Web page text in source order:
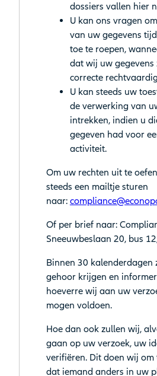
dossiers vallen hier
U kan ons vragen
van uw gegevens
toe te roepen,
dat wij uw gegevens
correcte
U kan steeds uw
de verwerking van
intrekken, indien u
gegeven had voor
activiteit.
Om uw rechten uit te
steeds een mailtje sturen
naar:
Of per brief naar:
Sneeuwbeslaan 20, bus
Binnen 30 kalenderdagen
gehoor krijgen en
hoeverre wij aan uw
mogen voldoen.
Hoe dan ook zullen wij,
gaan op uw verzoek, uw
verifiëren. Dit doen wij om
dat iemand anders in uw